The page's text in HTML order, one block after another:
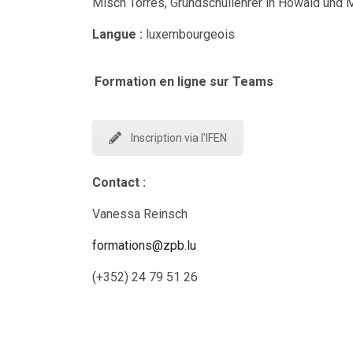
Langue : luxembourgeois
Formation en ligne sur Teams
Inscription via l'IFEN
Contact :
Vanessa Reinsch
formations@zpb.lu
(+352) 24 79 51 26